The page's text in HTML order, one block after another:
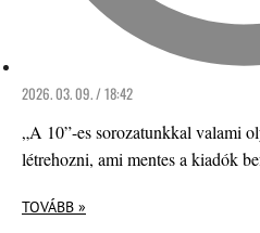
2026. 03. 09. / 18:42
„A 10”-es sorozatunkkal valami
létrehozni, ami mentes a kiadók
TOVÁBB »